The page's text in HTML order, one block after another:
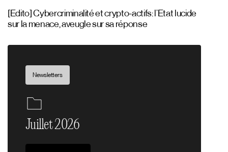
[Edito] Cybercriminalité et crypto-actifs: l’Etat lucide
sur la menace, aveugle sur sa réponse
Newsletters
Juillet 2026